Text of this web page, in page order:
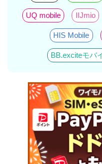
UQ mobile IIJmio
HIS Mobile
BB.exciteモバ